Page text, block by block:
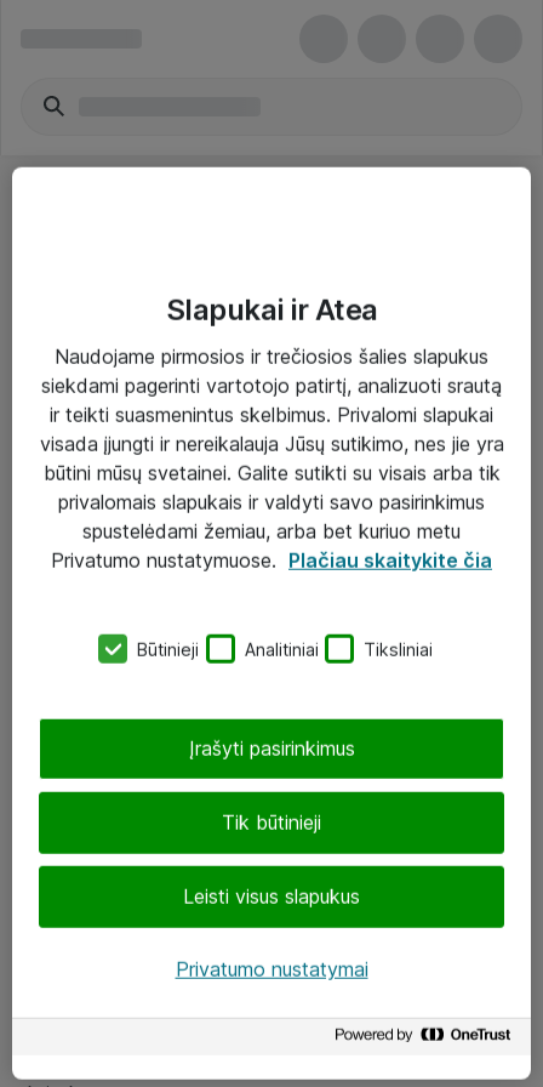
Paslaugos
Sprendimai
Įgyvendinti projektai
Atea ekspertų patarimai verslui
eShop@atea.lt
LinkedIn
Slapukai ir Atea
Naudojame pirmosios ir trečiosios šalies slapukus
siekdami pagerinti vartotojo patirtį, analizuoti srautą
ir teikti suasmenintus skelbimus. Privalomi slapukai
visada įjungti ir nereikalauja Jūsų sutikimo, nes jie yra
būtini mūsų svetainei. Galite sutikti su visais arba tik
privalomais slapukais ir valdyti savo pasirinkimus
spustelėdami žemiau, arba bet kuriuo metu
Privatumo nustatymuose. Plačiau skaitykite čia
Būtinieji Analitiniai Tiksliniai
Tik būtinieji
Leisti visus slapukus
Įrašyti pasirinkimus
Privatumo nustatymai